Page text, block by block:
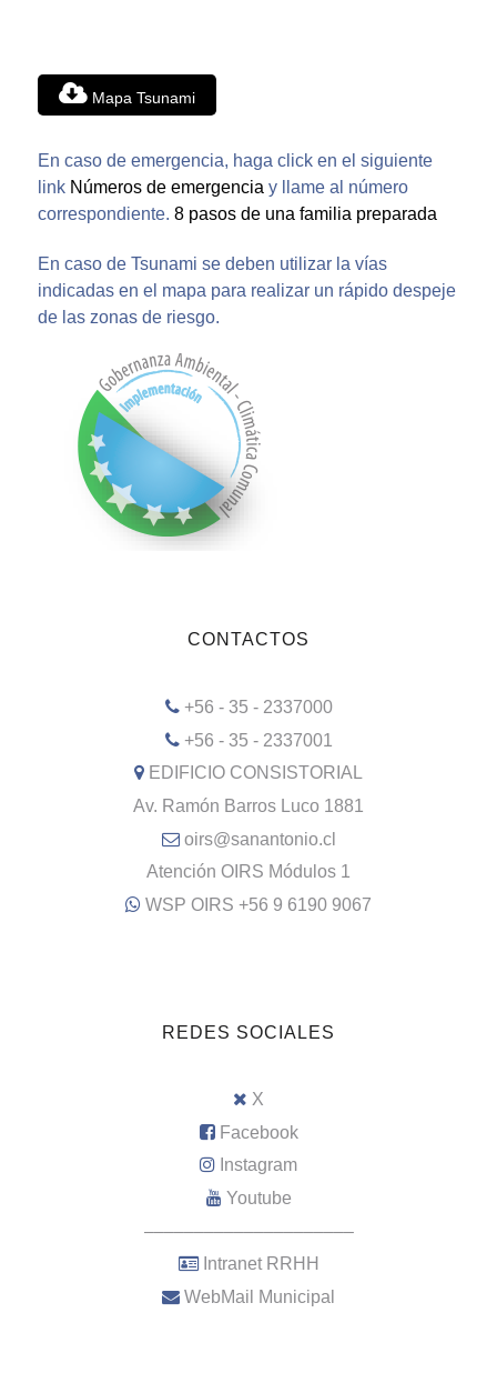
Mapa Tsunami
En caso de emergencia, haga click en el siguiente
link Números de emergencia y llame al número
correspondiente. 8 pasos de una familia preparada
En caso de Tsunami se deben utilizar la vías
indicadas en el mapa para realizar un rápido despeje
de las zonas de riesgo.
CONTACTOS
+56 - 35 - 2337000
+56 - 35 - 2337001
EDIFICIO CONSISTORIAL
Av. Ramón Barros Luco 1881
oirs@sanantonio.cl
Atención OIRS Módulos 1
WSP OIRS +56 9 6190 9067
REDES SOCIALES
X
Facebook
Instagram
Youtube
–––––––––––––––––––––
Intranet RRHH
WebMail Municipal